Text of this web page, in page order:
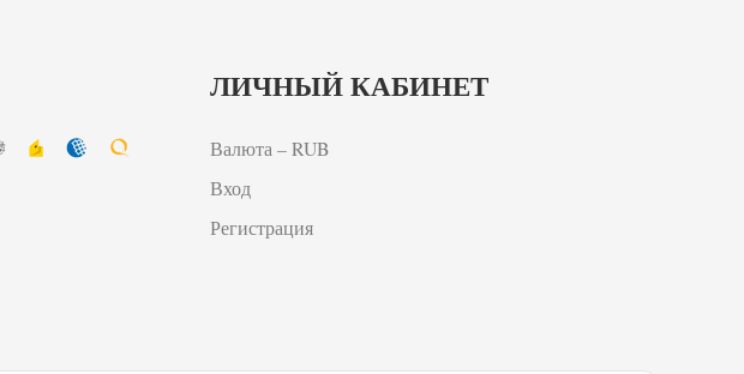
ЛИЧНЫЙ КАБИНЕТ
Валюта – RUB
Вход
Регистрация